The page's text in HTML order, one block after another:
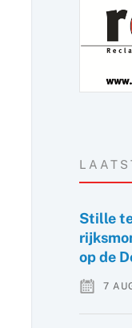
Stille
op de
7